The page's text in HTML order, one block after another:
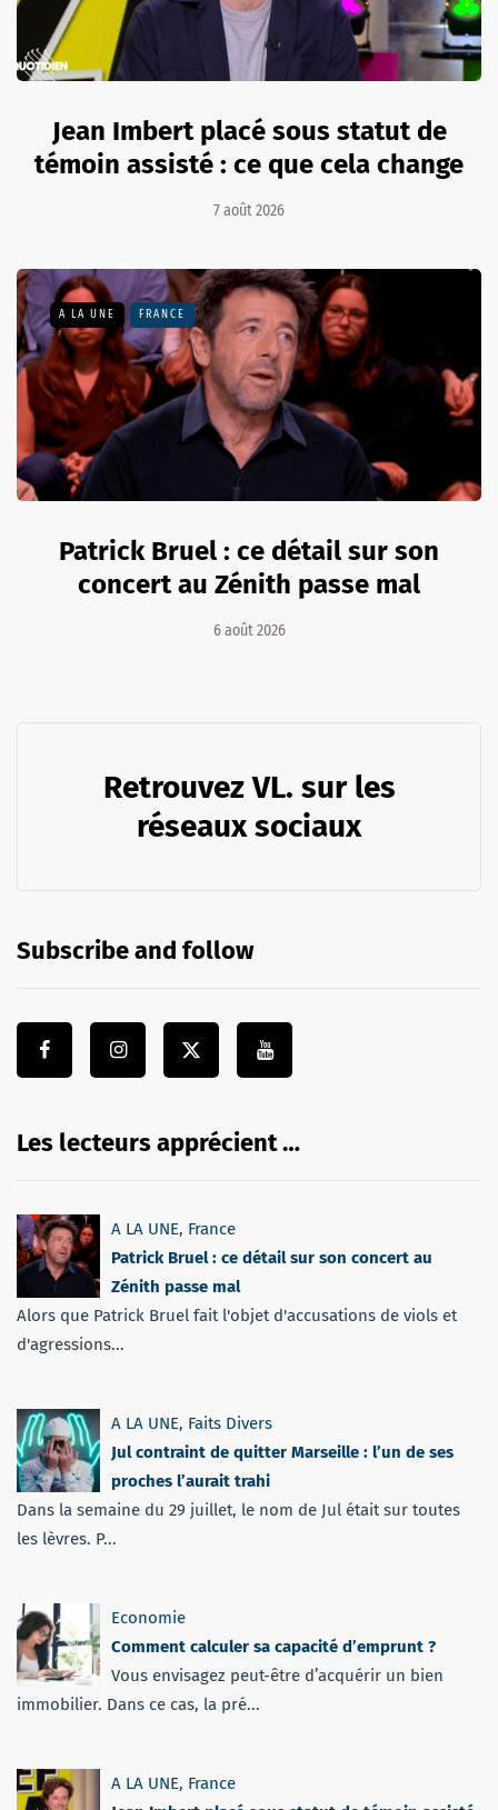
Jean Imbert placé sous statut de
témoin assisté : ce que cela change
7 août 2026
A LA UNE FRANCE
Patrick Bruel : ce détail sur son
concert au Zénith passe mal
6 août 2026
Retrouvez VL. sur les
réseaux sociaux
Subscribe and follow
Les lecteurs apprécient …
A LA UNE, France
Patrick Bruel : ce détail sur son concert au
Zénith passe mal
Alors que Patrick Bruel fait l'objet d'accusations de viols et
d'agressions...
A LA UNE, Faits Divers
Jul contraint de quitter Marseille : l’un de ses
proches l’aurait trahi
Dans la semaine du 29 juillet, le nom de Jul était sur toutes
les lèvres. P...
Economie
Comment calculer sa capacité d’emprunt ?
Vous envisagez peut-être d’acquérir un bien
immobilier. Dans ce cas, la pré...
A LA UNE, France